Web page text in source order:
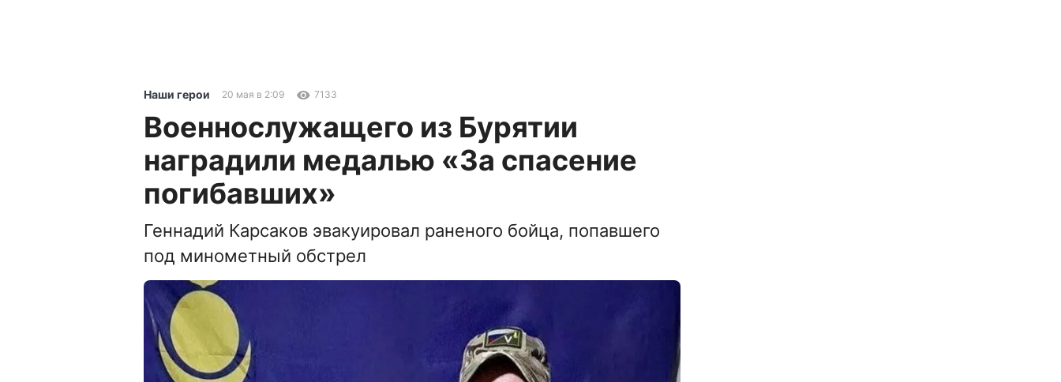
Наши герои 20 мая в 2:09 7133
Военнослужащего из Бурятии
наградили медалью «За спасение
погибавших»
Геннадий Карсаков эвакуировал раненого бойца, попавшего
под минометный обстрел